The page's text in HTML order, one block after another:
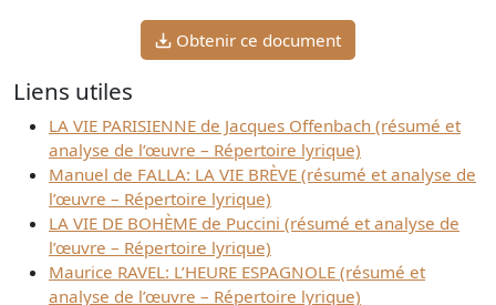
Obtenir ce document
Liens utiles
LA VIE PARISIENNE de Jacques Offenbach (résumé et
analyse de l’œuvre – Répertoire lyrique)
Manuel de FALLA: LA VIE BRÈVE (résumé et analyse de
l’œuvre – Répertoire lyrique)
LA VIE DE BOHÈME de Puccini (résumé et analyse de
l’œuvre – Répertoire lyrique)
Maurice RAVEL: L’HEURE ESPAGNOLE (résumé et
analyse de l’œuvre – Répertoire lyrique)